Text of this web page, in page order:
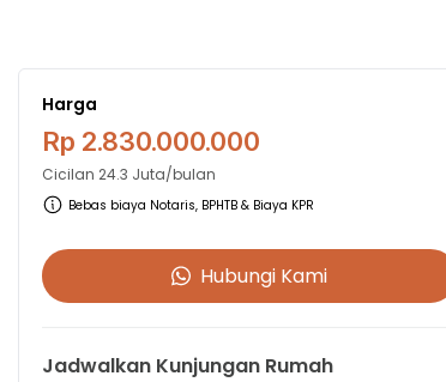
Harga
Rp 2.830.000.000
Cicilan 24.3 Juta/bulan
Bebas biaya Notaris, BPHTB & Biaya KPR
Hubungi Kami
Jadwalkan Kunjungan Rumah